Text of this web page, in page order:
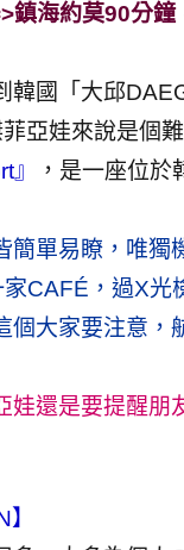
鎮海約莫90分
國「大邱
亞娃來說是個
，是一座位
簡單易瞭，唯
CAFÉ，過X
大家要注意，
還是要提醒朋